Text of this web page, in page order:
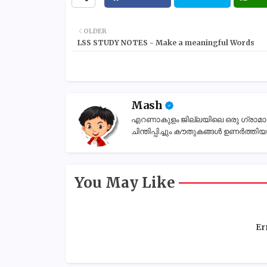
OLDER
LSS STUDY NOTES - Make a meaningful Words
Mash
എറണാകുളം ജില്ലയിലെ ഒരു
ചിന്തിപ്പിച്ചും കൗതുകങ്ങൾ
You May Like